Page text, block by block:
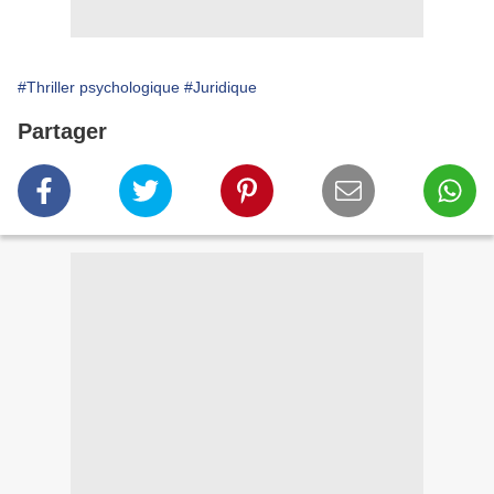
#Thriller psychologique #Juridique
Partager